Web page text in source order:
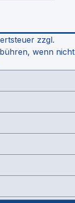
zzgl.
wenn nicht